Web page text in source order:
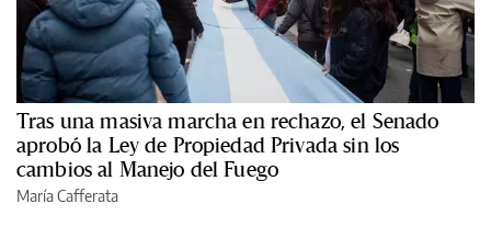
Tras una masiva marcha en rechazo, el Senado
aprobó la Ley de Propiedad Privada sin los
cambios al Manejo del Fuego
María Cafferata